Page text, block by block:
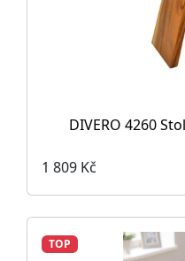
DIVERO 4260
1 809 Kč
TOP